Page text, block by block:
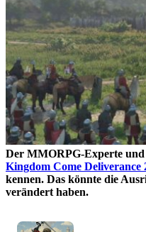
Der MMORPG-Experte
Kingdom Come Deliverance
kennen. Das könnte die
verändert haben.